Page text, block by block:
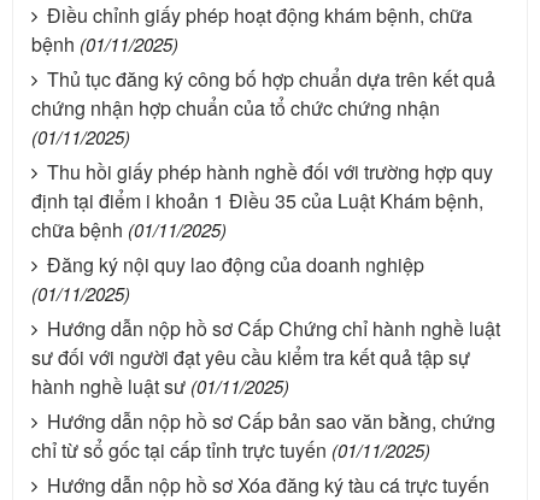
Điều chỉnh giấy phép hoạt động khám bệnh, chữa
bệnh (01/11/2025)
Thủ tục đăng ký công bố hợp chuẩn dựa trên kết quả
chứng nhận hợp chuẩn của tổ chức chứng nhận
(01/11/2025)
Thu hồi giấy phép hành nghề đối với trường hợp quy
định tại điểm i khoản 1 Điều 35 của Luật Khám bệnh,
chữa bệnh (01/11/2025)
Đăng ký nội quy lao động của doanh nghiệp
(01/11/2025)
Hướng dẫn nộp hồ sơ Cấp Chứng chỉ hành nghề luật
sư đối với người đạt yêu cầu kiểm tra kết quả tập sự
hành nghề luật sư (01/11/2025)
Hướng dẫn nộp hồ sơ Cấp bản sao văn bằng, chứng
chỉ từ sổ gốc tại cấp tỉnh trực tuyến (01/11/2025)
Hướng dẫn nộp hồ sơ Xóa đăng ký tàu cá trực tuyến